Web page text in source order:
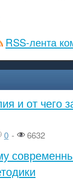
RSS-лента
и от чего
0 - 6632